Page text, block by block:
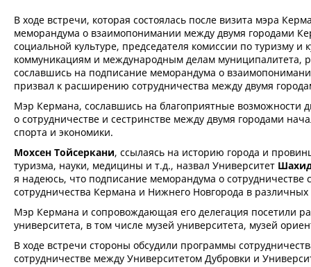
В ходе встречи, которая состоялась после визита мэра
меморандума о взаимопонимании между двумя городами
социальной культуре, председателя комиссии по туризму
коммуникациям и международным делам муниципалитета,
сославшись на подписание меморандума о
призвал к расширению сотрудничества между двумя
Мэр Кермана, сославшись на благоприятные возможности
о сотрудничестве и сестринстве между двумя городами
спорта и экономики.
Мохсен Тойсеркани, ссылаясь на историю города и
туризма, науки, медицины и т.д., назвал Университет
я надеюсь, что подписание меморандума о
сотрудничества Кермана и Нижнего Новгорода в
Мэр Кермана и сопровождающая его делегация посетили
университета, в том числе музей университета, музей
В ходе встречи стороны обсудили программы
сотрудничестве между Университетом Дубровки и